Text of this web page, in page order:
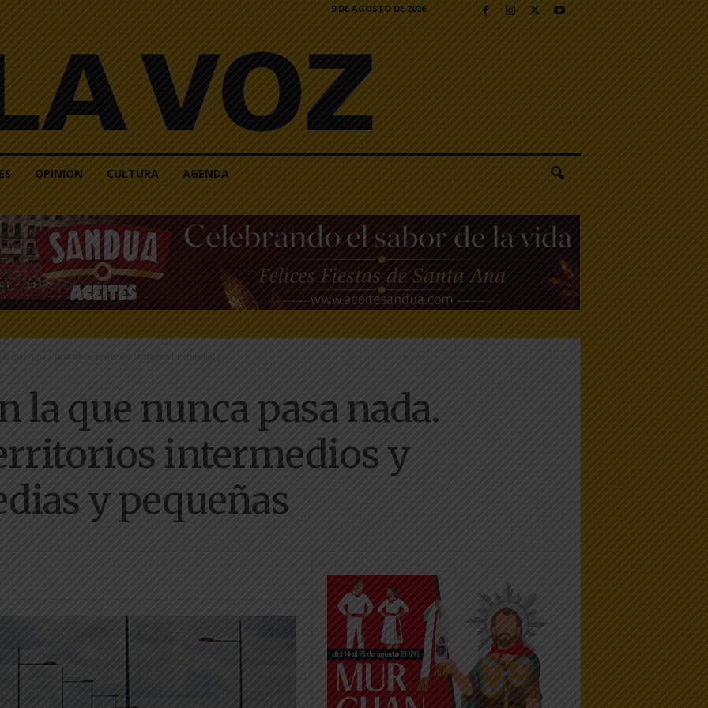
9 DE AGOSTO DE 2026
OPINIÓN CULTURA AGENDA
la que nunca pasa nada. Periferias, territorios intermedios y...
la que nunca pasa nada.
intermedios y
y pequeñas